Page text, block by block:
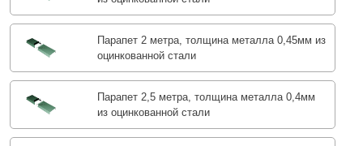
Парапет 2 метра, толщина металла 0,45мм из
оцинкованной стали
Парапет 2,5 метра, толщина металла 0,4мм
из оцинкованной стали